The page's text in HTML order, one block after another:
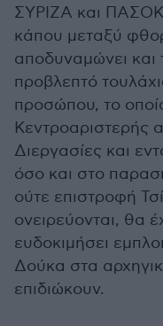
ΣΥΡΙΖΑ και ΠΑΣΟΚ
κάπου μεταξύ
αποδυναμώνει και
προβλεπτό
προσώπου, το
Κεντροαριστερής
Διεργασίες και
όσο και στο
ούτε επιστροφή
ονειρεύονται, θα
ευδοκιμήσει
Δούκα στα
επιδιώκουν.